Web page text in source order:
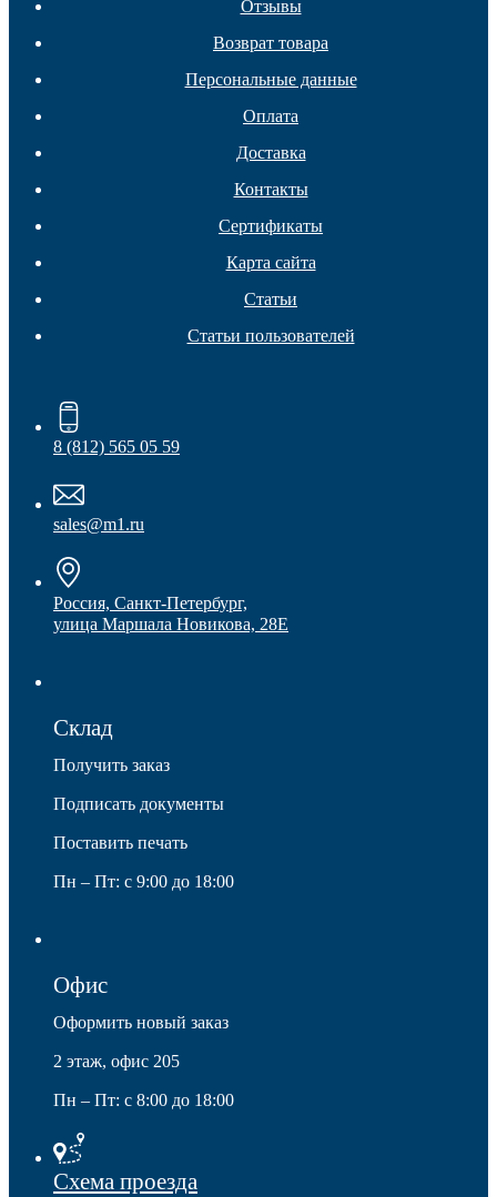
Колесные опоры
Отзывы
Возврат товара
Персональные данные
Оплата
Доставка
Контакты
Сертификаты
Карта сайта
Статьи
Статьи пользователей
8 (812) 565 05 59
sales@m1.ru
Россия, Санкт-Петербург,
улица Маршала Новикова, 28Е
Склад
Получить заказ
Подписать документы
Поставить печать
Пн – Пт: с 9:00 до 18:00
Офис
Оформить новый заказ
2 этаж, офис 205
Пн – Пт: с 8:00 до 18:00
Схема проезда